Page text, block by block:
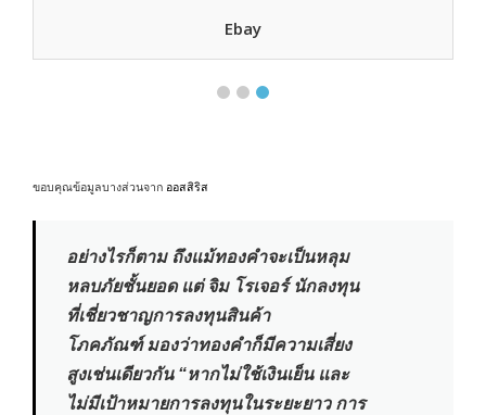
Ebay
ขอบคุณข้อมูลบางส่วนจาก ออสสิริส
อย่างไรก็ตาม ถึงแม้ทองคำจะเป็นหลุม
หลบภัยชั้นยอด แต่ จิม โรเจอร์ นักลงทุน
ที่เชี่ยวชาญการลงทุนสินค้า
โภคภัณฑ์ มองว่าทองคำก็มีความเสี่ยง
สูงเช่นเดียวกัน “หากไม่ใช้เงินเย็น และ
ไม่มีเป้าหมายการลงทุนในระยะยาว การ